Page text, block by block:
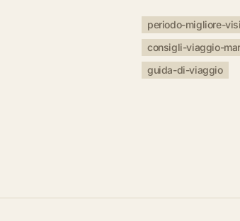
periodo-migliore-
consigli-viaggio-
guida-di-viaggio